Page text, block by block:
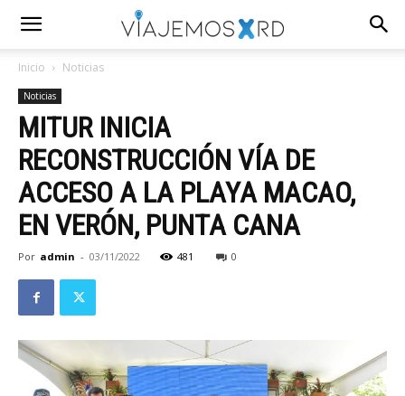
Inicio Noticias
Noticias
MITUR INICIA
RECONSTRUCCIÓN VÍA DE
ACCESO A LA PLAYA MACAO,
EN VERÓN, PUNTA CANA
Por admin - 03/11/2022 481 0